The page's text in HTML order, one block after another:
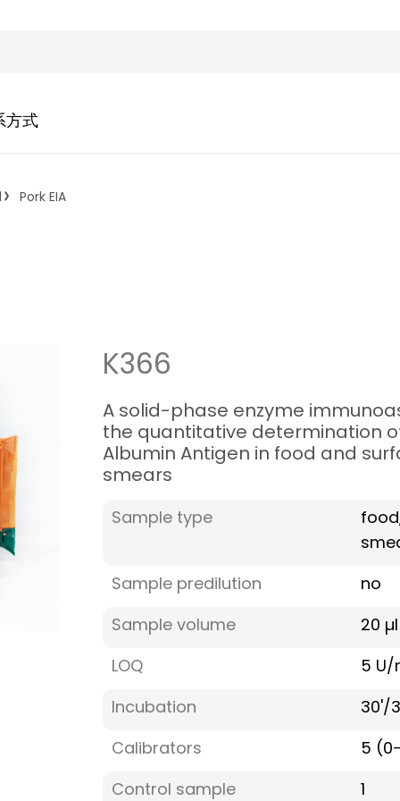
方式
Pork EIA
K366
A solid-phase enzyme
the quantitative determination
Albumin Antigen in food and
smears
Sample type
Sample predilution
no
Sample volume
20 µl
LOQ
5 U/
Incubation
30'/
Calibrators
5
Control sample
1